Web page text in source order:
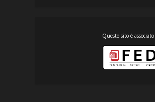
Questo sito è